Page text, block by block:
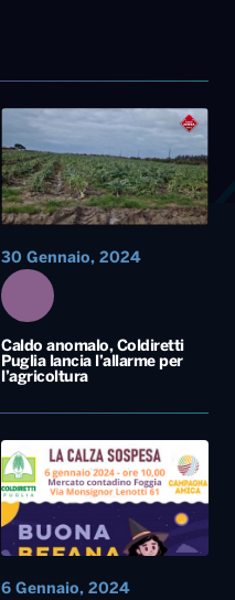
Caldo anomalo, Coldiretti
Puglia lancia l’allarme per
l’agricoltura
30 Gennaio, 2024
6 Gennaio, 2024